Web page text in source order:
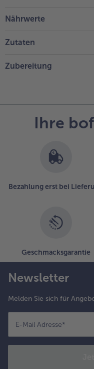
Nährwerte
Zutaten
Zubereitung
Ihre
Bezahlung erst bei
Geschmacksgarantie
Newsletter
Melden Sie sich für
E-Mail Adresse*